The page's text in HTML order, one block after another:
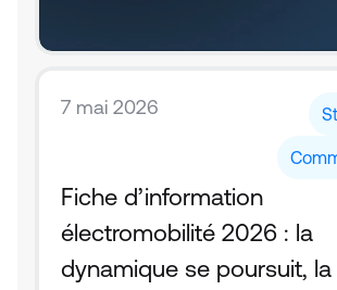
7 mai 2026
Fiche d’information
électromobilité 2026 : la
dynamique se poursuit, la